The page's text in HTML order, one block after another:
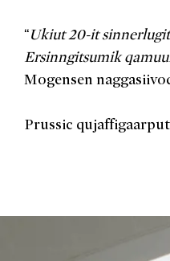
“Ukiut 20-it
Ersinngitsumik
Mogensen
Prussic